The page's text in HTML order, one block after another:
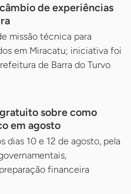
de experiências
missão técnica para
em Miracatu; iniciativa foi
de Barra do Turvo
sobre como
em agosto
dias 10 e 12 de agosto, pela
financeira